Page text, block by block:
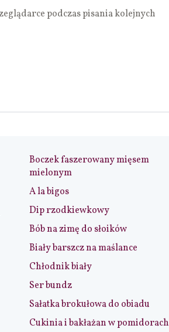
podczas pisania kolejnych
Boczek faszerowany mięsem
mielonym
A la bigos
Dip rzodkiewkowy
Bób na zimę do słoików
Biały barszcz na maślance
Chłodnik biały
Ser bundz
Sałatka brokułowa do obiadu
Cukinia i bakłażan w pomidorach